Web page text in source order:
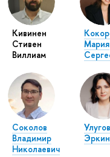
Кивинен
Стивен
Виллиам
Мария
Соколов
Владимир
Николаевич